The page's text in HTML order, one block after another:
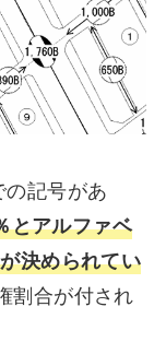
記号があ
とアルファベ
決められてい
割合が付され